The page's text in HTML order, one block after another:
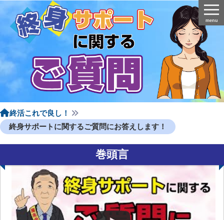
menu
終活これで良し！
終身サポートに関するご質問にお答えします！
巻頭言